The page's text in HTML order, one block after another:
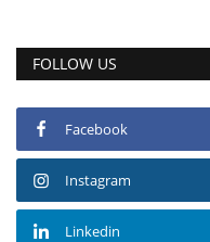
FOLLOW US
Facebook
Instagram
Linkedin